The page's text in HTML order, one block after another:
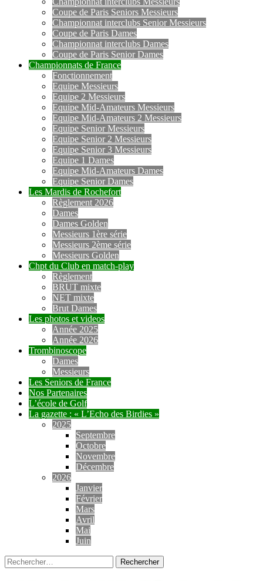
Coupe de Paris Seniors Messieurs
Championnat interclubs Senior Messieurs
Coupe de Paris Dames
Championnat interclubs Dames
Coupe de Paris Senior Dames
Championnats de France
Fonctionnement
Equipe Messieurs
Equipe 2 Messieurs
Equipe Mid-Amateurs Messieurs
Equipe Mid-Amateurs 2 Messieurs
Equipe Senior Messieurs
Equipe Senior 2 Messieurs
Equipe Senior 3 Messieurs
Equipe 1 Dames
Equipe Mid-Amateurs Dames
Equipe Senior Dames
Les Mardis de Rochefort
Règlement 2026
Dames
Dames Golden
Messieurs 1ère série
Messieurs 2ème série
Messieurs Golden
Chpt du Club en match-play
Règlement
BRUT mixte
NET mixte
Brut Dames
Les photos et videos
Année 2025
Année 2026
Trombinoscope
Dames
Messieurs
Les Seniors de France
Nos Partenaires
L’école de Golf
La gazette : « L’Echo des Birdies »
2025
Septembre
Octobre
Novembre
Décembre
2026
Janvier
Février
Mars
Avril
Mai
Juin